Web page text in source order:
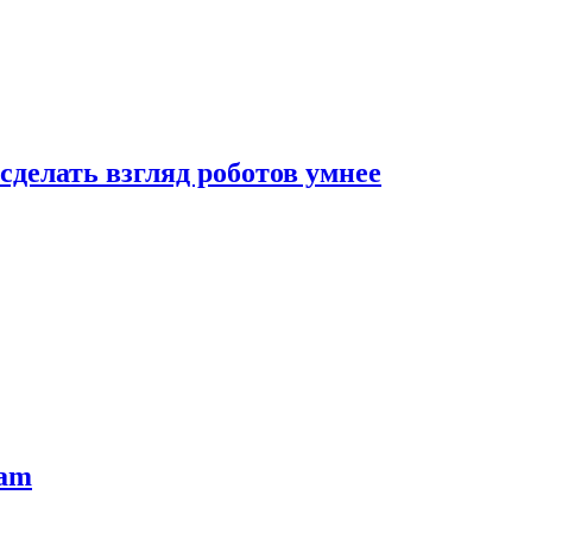
взгляд роботов умнее